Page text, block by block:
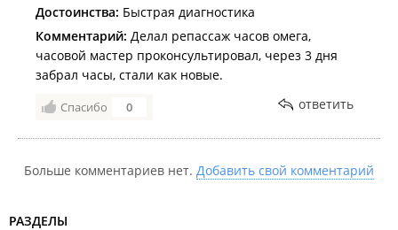
Достоинства: Быстрая диагностика
Комментарий: Делал репассаж часов омега,
часовой мастер проконсультировал, через 3 дня
забрал часы, стали как новые.
Спасибо 0 ответить
Больше комментариев нет. Добавить свой комментарий
РАЗДЕЛЫ